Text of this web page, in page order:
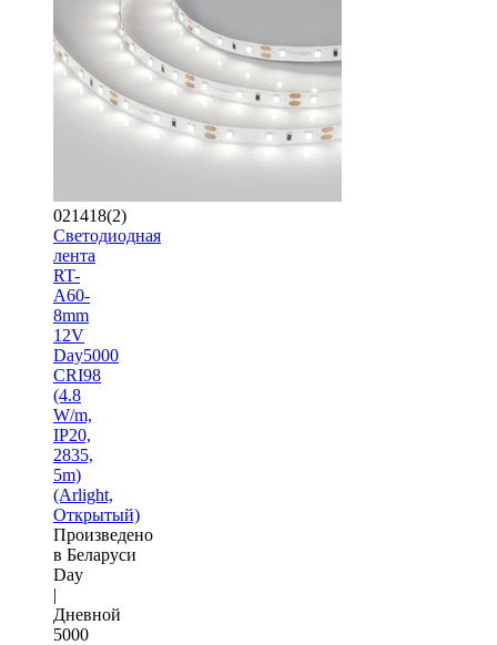
021418(2)
Светодиодная
лента
RT-
A60-
8mm
12V
Day5000
CRI98
(4.8
W/m,
IP20,
2835,
5m)
(Arlight,
Открытый)
Произведено
в Беларуси
Day
|
Дневной
5000